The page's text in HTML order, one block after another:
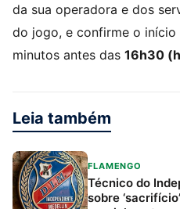
da sua operadora e dos
do jogo, e confirme o
minutos antes das 16h30
Leia também
FLAMENGO
Técnico do
sobre